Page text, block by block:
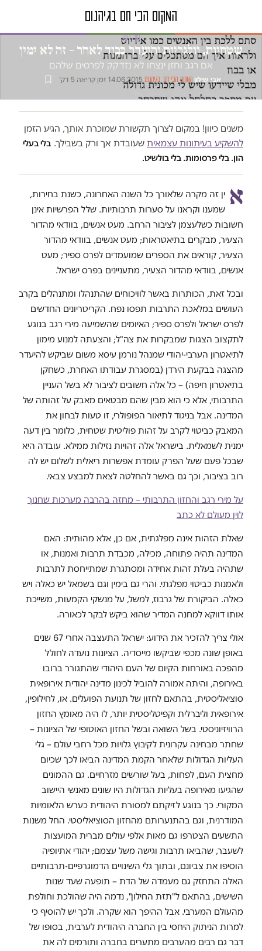
טור דעה
שטחיות, וולגריות והיעדר כבוד לאחר – זה לא ימין
אם רגב וחזן ינצחו לא נזדקק לפרסים שלהם
אבי שילון המקום הכי חם בגיהנום 14.06.2015 זמן קריאה 5 דק׳
משנים כיוון! במקום לצרוך תקשורת שמוכרת אותך, הגיע הזמן
להשקיע בעיתונות עצמאית שעובדת אך ורק בשבילך. בלי בעלי
הון. בלי פרסומות. בלי בולשיט.
א ין זה מקרה שלאורך כל השנה האחרונה, כשנת בחירות,
שמענו וקראנו על סערות תרבותיות. שלל הפרשיות אינן
חשובות כשלעצמן לציבור הרחב. מעט אנשים, בוודאי מהדור
הצעיר, מבקרים בתיאטראות; מעט אנשים, בוודאי מהדור
הצעיר, קוראים את הספרים שמועמדים לפרס ספיר; מעט
אנשים, בוודאי מהדור הצעיר, מתעניינים בפרס ישראל.
ובכל זאת, הכותרות באשר לוויכוחים שהתנהלו ומתנהלים בקרב
העושים במלאכת התרבות תפסו נפח. הקריטריונים החדשים
לפרס ישראל ולפרס ספיר; האיומים שהשמיעה מירי רגב בנוגע
לתקצוב הצגות שמבקרות את צה"ל; והצעתה למנוע מימון
לתיאטרון הערבי-יהודי שמנהל נורמן עיסא משום שביקש להיעדר
מהצגה בבקעת הירדן (במסגרת עבודתו האחרת, כשחקן
בתיאטרון חיפה) – כל אלה חשובים לציבור לא בשל העניין
התרבותי, אלא כי הוא מבין שהם מבטאים מאבק על זהותה של
המדינה. אבל בניגוד לתיאור הפופולרי, זו טעות לבחון את
המאבק כביטוי לקרב על זהות פוליטית שטחית, כלומר בין דעה
ימנית לשמאלית. בישראל אלה זהויות נזילות ממילא. עובדה היא
שבכל פעם שעל הפרק עומדת אפשרות ריאלית לשלום יש לה
רוב בציבור, וכך גם באשר להחלטה לצאת למבצע צבאי.
על מירי רגב והחזון התרבותי – מחזה בהרבה מערכות שחנוך
לוין מעולם לא כתב
שאלת הזהות אינה מפלגתית, אם כן, אלא מהותית: האם
המדינה תהיה פתוחה, מכילה, מכבדת תרבות ואמנות, או
שתהיה בעלת זהות אחידה ומסתגרת שמתייחסת לתרבות
ולאמנות כביטוי מפלגתי. והרי גם בימין וגם בשמאל יש כאלה ויש
כאלה. הביקורת של גרבוז, למשל, על מנשקי הקמעות, משייכת
אותו דווקא למחנה המדיר שהוא ביקש לבקר לכאורה.
אולי צריך להזכיר את הידוע: ישראל התעצבה אחרי 67 שנים
באופן שונה מכפי שביקשו מייסדיה. הציונות נועדה לחולל
מהפכה באורחות הקיום של העם היהודי שהתגורר ברובו
באירופה, והיתה אמורה להוביל לכינון מדינה יהודית אירופאית
סוציאליסטית, בהתאם לחזון של תנועת הפועלים. או, לחילופין,
אירופאית וליברלית וקפיטליסטית יותר, לו היה מאומץ החזון
הרוויזיוניסטי. בשל השואה ובשל החזון האוטופי של הציונות –
שחתר מבחינה עקרונית לקיבוץ גלויות מכל רחבי עולם – גלי
העליות הגדולות שלאחר הקמת המדינה הביאו לכך שכיום
מחצית העם, לפחות, בעל שורשים מזרחיים. גם ההמונים
שהגיעו מאירופה בעליות הגדולות היו שונים מאנשי היישוב
המקורי. כך בנוגע לזיקתם למסורת היהודית כערש הלאומיות
המודרנית, וגם בהתנערותם מהחזון הסוציאליסטי. החל משנות
התשעים הצטרפו גם מאות אלפי עולים מברית המועצות
לשעבר, שהביאו תרבות וגישה משל עצמם; יהודי אתיופיה
הוסיפו את צביונם, ובתוך גלי השינויים הדמוגרפיים-תרבותיים
האלה התחזק גם מעמדה של הדת – תופעה שעד שנות
השישים, בהתאם ל"תזת החילון", נדמה היה שהולכת וחולפת
מהעולם המערבי. אבל ההיפך הוא שקרה. ולכך יש להוסיף כי
למרות הניתוק היחסי בין החברה היהודית לערבית, בסופו של
דבר גם רבים מהערבים מתערים בחברה ותורמים לה את